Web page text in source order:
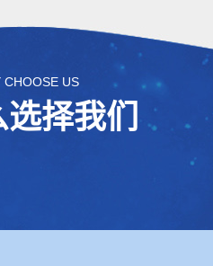
CHOOSE US
择我们